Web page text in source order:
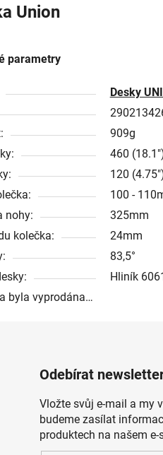
Union
parametry
Desky
909g
460
120
100 -
nohy:
325mm
kolečka:
24mm
83,5°
Hliník
byla vyprodána…
Odebírat
Vložte svůj e-mail a my
budeme zasílat
produktech na našem e-